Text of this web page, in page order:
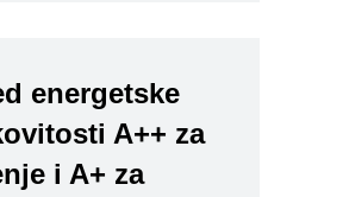
energetske
A++ za
i A+ za